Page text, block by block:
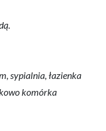
sypialnia, łazienka
komórka